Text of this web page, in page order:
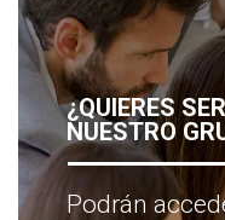
¿QUIERES
NUESTRO
Podrán